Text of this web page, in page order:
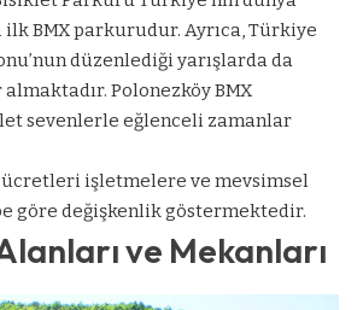
BMX parkurudur. Ayrıca, Türkiye
düzenlediği yarışlarda da
Polonezköy BMX
sevenlerle eğlenceli zamanlar
işletmelere ve mevsimsel
göre değişkenlik göstermektedir.
ve Mekanları